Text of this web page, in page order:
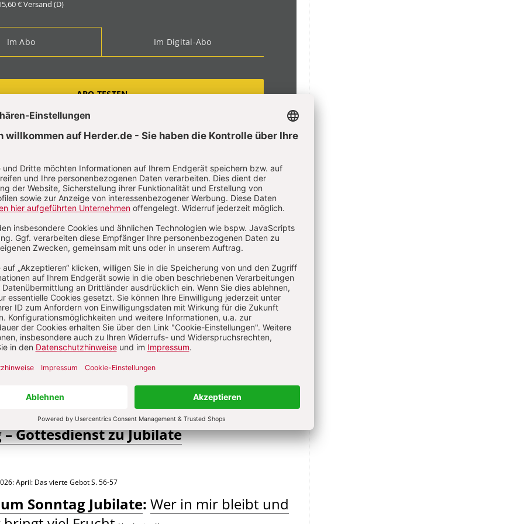
€ Versand (D)
Im Abo Im Digital-Abo
ABO TESTEN
Anmelden
Jaborg
Gottesdienst zu Jubilate
April: Das vierte Gebot S. 56-57
Sonntag Jubilate: Wer in mir bleibt und